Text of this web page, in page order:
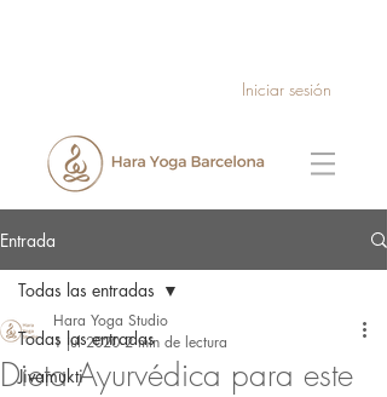
Iniciar sesión
Entrada
Todas las entradas
Jivamukti
Todas las entradas
Dieta Ayurvédica para este
Hara Yoga Studio
1 jul 2020 2 min de lectura